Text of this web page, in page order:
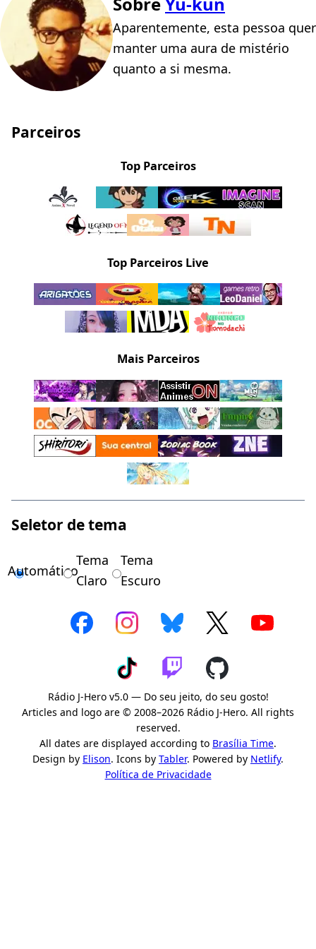
Aparentemente, esta pessoa quer
manter uma aura de mistério
quanto a si mesma.
Parceiros
Top Parceiros
Top Parceiros Live
Mais Parceiros
Seletor de tema
Automático
Tema
Claro
Tema
Escuro
Rádio J-Hero v5.0 — Do seu jeito, do seu gosto!
Articles and logo are © 2008–2026 Rádio J-Hero. All rights
reserved.
All dates are displayed according to Brasília Time.
Design by Elison. Icons by Tabler. Powered by Netlify.
Política de Privacidade